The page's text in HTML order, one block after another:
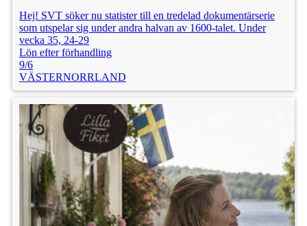
Hej! SVT söker nu statister till en tredelad dokumentärserie
som utspelar sig under andra halvan av 1600-talet. Under
vecka 35, 24-29
Lön efter förhandling
9/6
VÄSTERNORRLAND